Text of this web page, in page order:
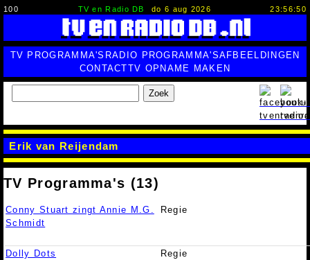
100 TV en Radio DB do 6 aug 2026 23:56:51
TV PROGRAMMA'S RADIO PROGRAMMA'SAFBEELDINGEN
CONTACTTV OPNAME MAKEN
Zoek
Erik van Reijendam
TV Programma's (13)
Conny Stuart zingt Annie M.G.
Schmidt
Regie
Dolly Dots Regie